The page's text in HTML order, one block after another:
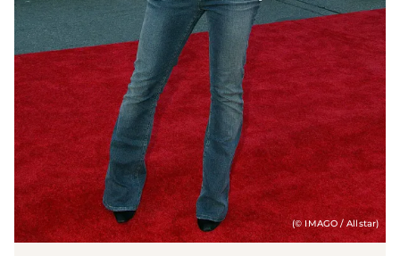
(© IMAGO / Allstar)